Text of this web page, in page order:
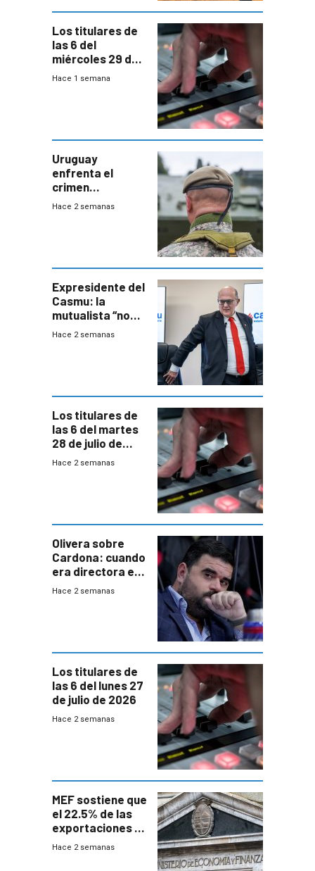
Los titulares de
las 6 del
miércoles 29 de
julio de 2026
Hace 1 semana
Uruguay
enfrenta el
crimen
organizado con
seguridad
Hace 2 semanas
Expresidente del
Casmu: la
mutualista “no
está para pagar”
Hace 2 semanas
Los titulares de
las 6 del martes
28 de julio de
2026
Hace 2 semanas
Olivera sobre
Cardona: cuando
era directora en
UTE “no era muy
Hace 2 semanas
Los titulares de
las 6 del lunes 27
de julio de 2026
Hace 2 semanas
MEF sostiene que
el 22.5% de las
exportaciones a
EE.UU se verán
Hace 2 semanas